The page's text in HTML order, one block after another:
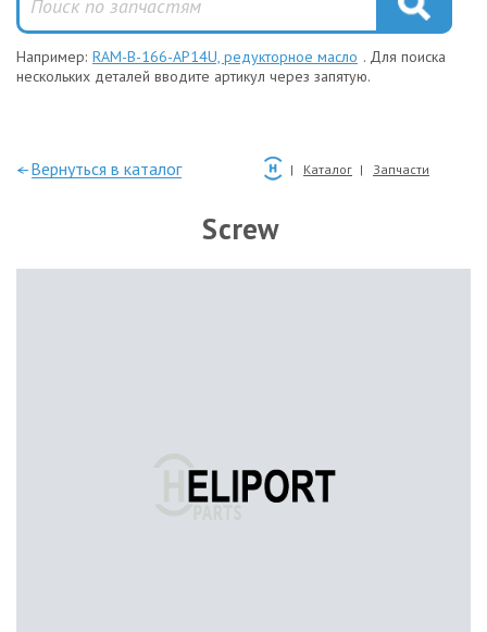
Например: RAM-B-166-AP14U, редукторное масло . Для поиска
нескольких деталей вводите артикул через запятую.
—Вернуться в каталог Каталог Запчасти
Screw